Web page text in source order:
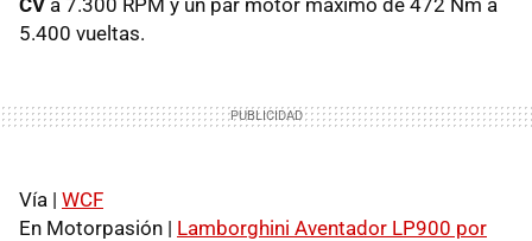
5.400 vueltas.
Vía | WCF
En Motorpasión | Lamborghini Aventador LP900 por